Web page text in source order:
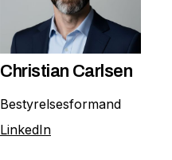
Christian Carlsen
Bestyrelsesformand
LinkedIn